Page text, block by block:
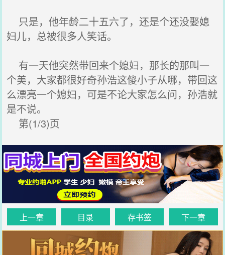
只是，他年龄二十五六了，还是个还没娶媳
妇儿，总被很多人笑话。
有一天他突然带回来个媳妇，那长的那叫一
个美，大家都很好奇孙浩这傻小子从哪，带回这
么漂亮一个媳妇，可是不论大家怎么问，孙浩就
是不说。
第(1/3)页
上一章 目录 存书签 下一章